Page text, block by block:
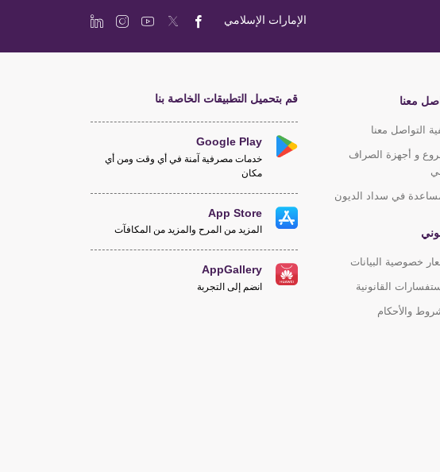
الإمارات الإسلامي
معنا
التواصل معنا
و أجهزة الصراف
في سداد الديون
خصوصية البيانات
القانونية
والأحكام
قم بتحميل التطبيقات الخاصة بنا
Google Play
خدمات مصرفية آمنة في أي وقت ومن أي
مكان
App Store
المزيد من المرح والمزيد من المكافآت
AppGallery
انضم إلى التجربة